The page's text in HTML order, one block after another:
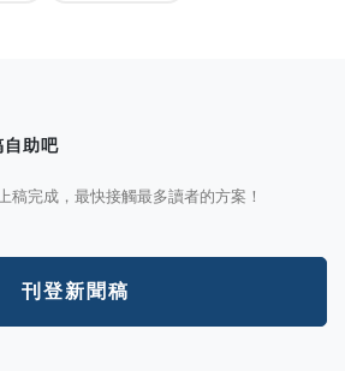
自助吧
稿完成，最快接觸最多讀者的方案！
刊登新聞稿